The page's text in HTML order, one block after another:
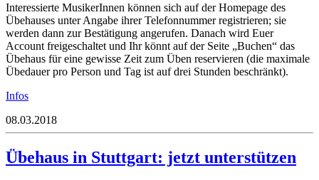
Interessierte MusikerInnen können sich auf der Homepage des
Übehauses unter Angabe ihrer Telefonnummer registrieren; sie
werden dann zur Bestätigung angerufen. Danach wird Euer
Account freigeschaltet und Ihr könnt auf der Seite „Buchen“ das
Übehaus für eine gewisse Zeit zum Üben reservieren (die maximale
Übedauer pro Person und Tag ist auf drei Stunden beschränkt).
Infos
08.03.2018
Übehaus in Stuttgart: jetzt unterstützen